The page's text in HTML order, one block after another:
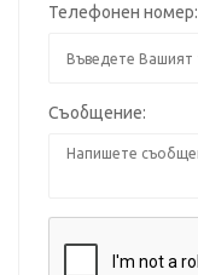
Телефонен номер:
Съобщение: